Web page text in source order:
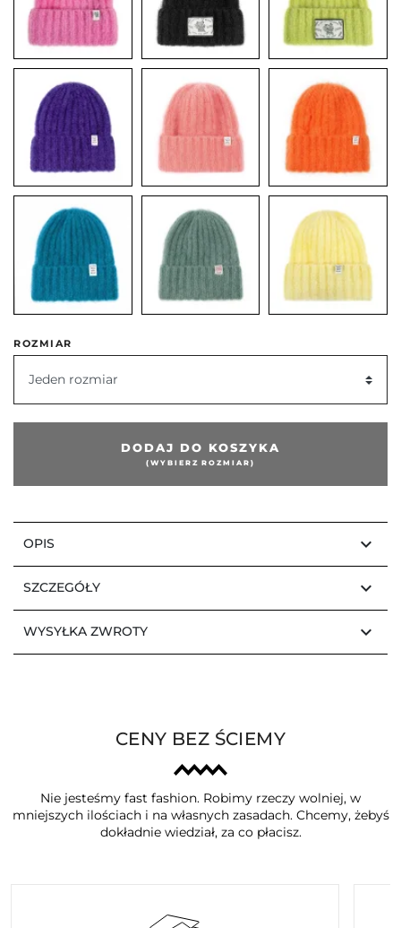
ROZMIAR
Jeden rozmiar
DODAJ DO KOSZYKA
(WYBIERZ ROZMIAR)
OPIS keyboard_arrow_down
SZCZEGÓŁY keyboard_arrow_down
WYSYŁKA ZWROTY keyboard_arrow_down
CENY BEZ ŚCIEMY
Nie jesteśmy fast fashion. Robimy rzeczy wolniej, w
mniejszych ilościach i na własnych zasadach. Chcemy, żebyś
dokładnie wiedział, za co płacisz.